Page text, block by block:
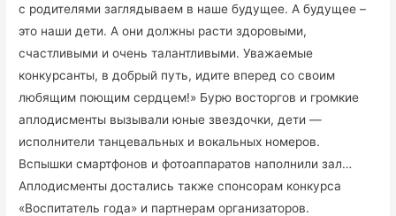
с родителями заглядываем в наше будущее. А будущее –
это наши дети. А они должны расти здоровыми,
счастливыми и очень талантливыми. Уважаемые
конкурсанты, в добрый путь, идите вперед со своим
любящим поющим сердцем!» Бурю восторгов и громкие
аплодисменты вызывали юные звездочки, дети —
исполнители танцевальных и вокальных номеров.
Вспышки смартфонов и фотоаппаратов наполнили зал…
Аплодисменты достались также спонсорам конкурса
«Воспитатель года» и партнерам организаторов.